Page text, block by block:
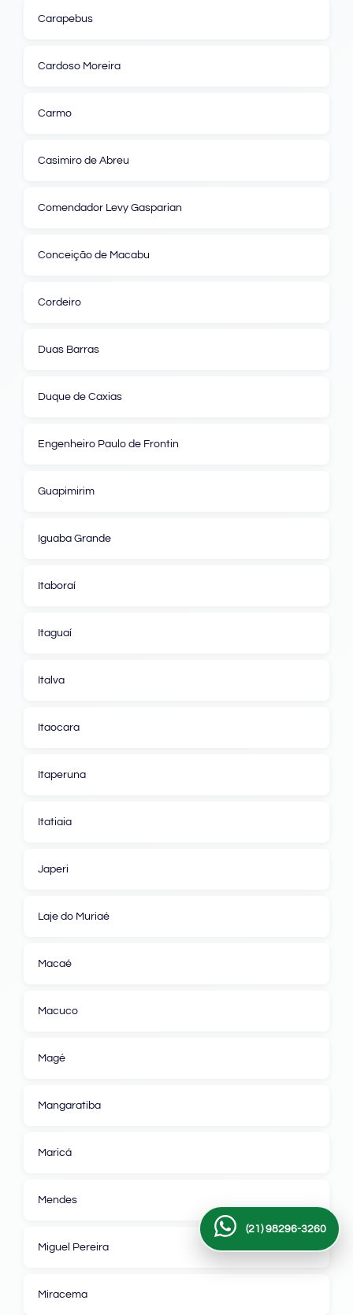
Carapebus
Cardoso Moreira
Carmo
Casimiro de Abreu
Comendador Levy Gasparian
Conceição de Macabu
Cordeiro
Duas Barras
Duque de Caxias
Engenheiro Paulo de Frontin
Guapimirim
Iguaba Grande
Itaboraí
Itaguaí
Italva
Itaocara
Itaperuna
Itatiaia
Japeri
Laje do Muriaé
Macaé
Macuco
Magé
Mangaratiba
Maricá
Mendes
Miguel Pereira
Miracema
(21) 98296-3260